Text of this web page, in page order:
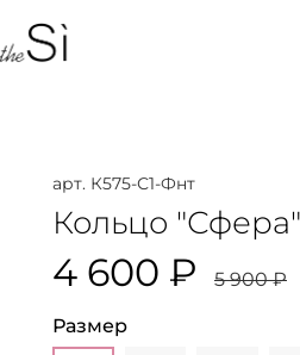
арт. К575-С1-Фнт
Кольцо
4 600 ₽ 5 900 ₽
Размер